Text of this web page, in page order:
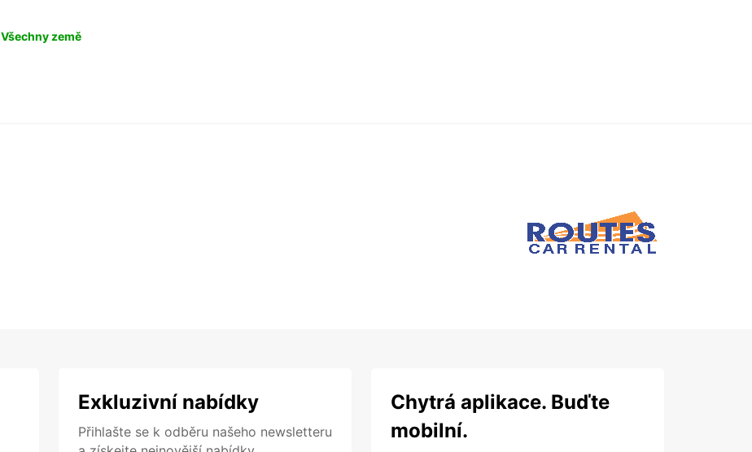
Všechny země
Exkluzivní nabídky
Přihlašte se k odběru našeho newsletteru
Chytrá aplikace. Buďte
mobilní.